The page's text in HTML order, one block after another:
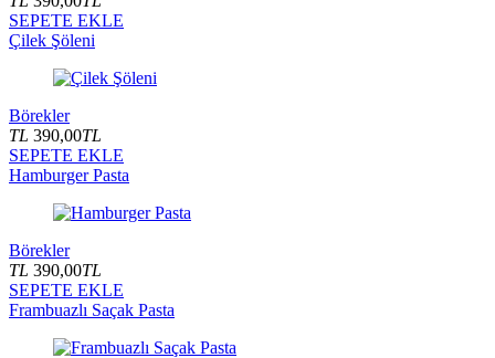
SEPETE EKLE
Çilek Şöleni
Börekler
TL 390,00TL
SEPETE EKLE
Hamburger Pasta
Börekler
TL 390,00TL
SEPETE EKLE
Frambuazlı Saçak Pasta